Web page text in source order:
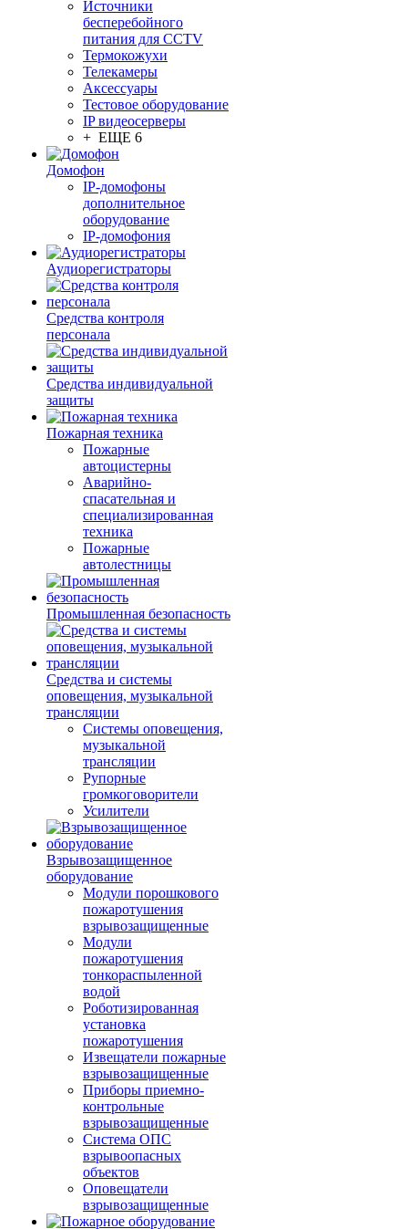
Источники
бесперебойного
питания для CCTV
Термокожухи
Телекамеры
Аксессуары
Тестовое оборудование
IP видеосерверы
+ ЕЩЕ 6
Домофон
IP-домофоны
дополнительное
оборудование
IP-домофония
Аудиорегистраторы
Средства контроля
персонала
Средства индивидуальной
защиты
Пожарная техника
Пожарные
автоцистерны
Аварийно-
спасательная и
специализированная
техника
Пожарные
автолестницы
Промышленная безопасность
Средства и системы
оповещения, музыкальной
трансляции
Системы оповещения,
музыкальной
трансляции
Рупорные
громкоговорители
Усилители
Взрывозащищенное
оборудование
Модули порошкового
пожаротушения
взрывозащищенные
Модули
пожаротушения
тонкораспыленной
водой
Роботизированная
установка
пожаротушения
Извещатели пожарные
взрывозащищенные
Приборы приемно-
контрольные
взрывозащищенные
Система ОПС
взрывоопасных
объектов
Оповещатели
взрывозащищенные